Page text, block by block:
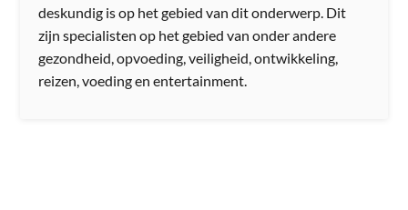
deskundig is op het gebied van dit onderwerp. Dit
zijn specialisten op het gebied van onder andere
gezondheid, opvoeding, veiligheid, ontwikkeling,
reizen, voeding en entertainment.